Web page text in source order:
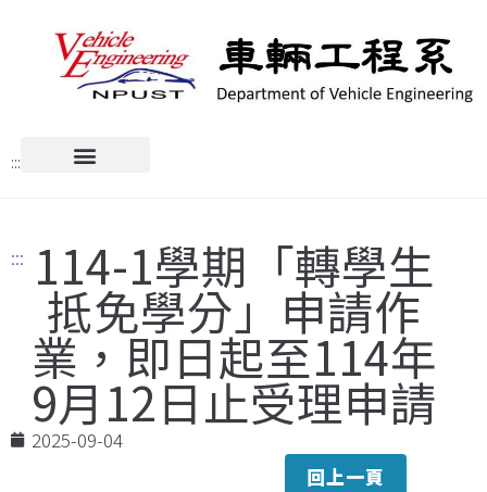
:::
::: 114-1學期「轉學生
抵免學分」申請作
業，即日起至114年
9月12日止受理申請
2025-09-04
回上一頁